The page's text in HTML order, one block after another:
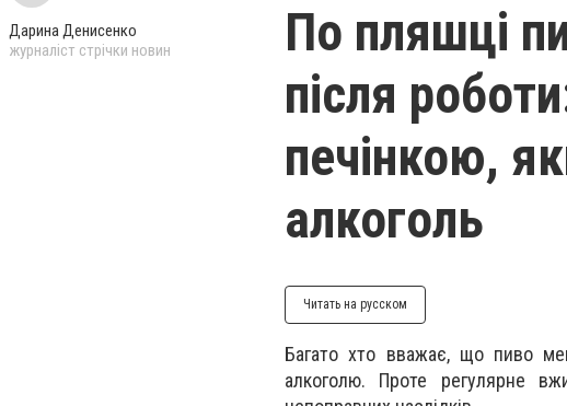
Дарина Денисенко
журналіст стрічки новин
По пляшці
після
печінкою,
алкоголь
Читать на русском
Багато хто вважає, що пиво
алкоголю. Проте регулярне